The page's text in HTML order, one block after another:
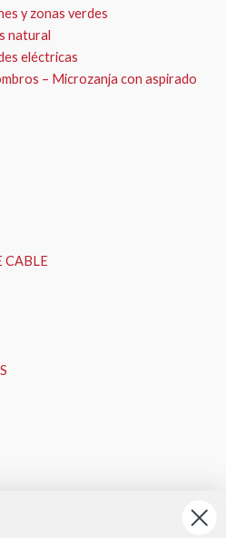
y zonas verdes
natural
eléctricas
– Microzanja con aspirado
CABLE